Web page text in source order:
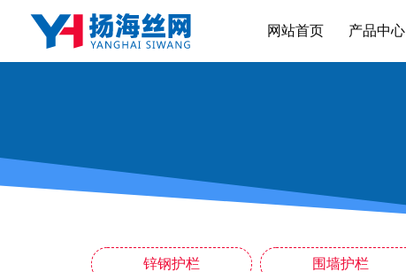
网站首页 产品中心
锌钢护栏 围墙护栏